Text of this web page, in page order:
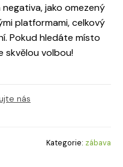
jako omezený
platformami, celkový
Pokud hledáte místo
skvělou volbou!
nás
Kategorie: zábava